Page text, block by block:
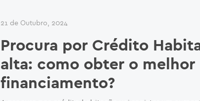
21 de Outubro, 2024
Procura por Crédito
alta: como obter o melhor
financiamento?